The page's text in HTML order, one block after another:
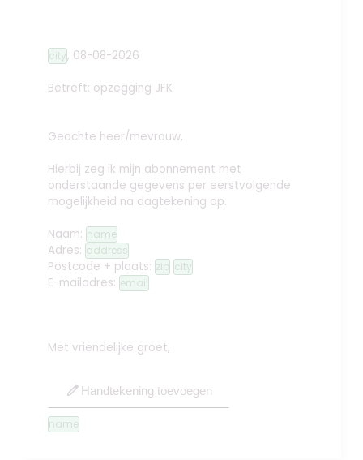
city, 08-08-2026
Betreft: opzegging JFK
Geachte heer/mevrouw,
Hierbij zeg ik mijn abonnement met
onderstaande gegevens per eerstvolgende
mogelijkheid na dagtekening op.
Naam: name
Adres: address
Postcode + plaats: zip city
E-mailadres: email
Met vriendelijke groet,
edit Handtekening toevoegen
name